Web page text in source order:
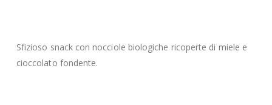
Sfizioso snack con nocciole biologiche ricoperte di miele e
cioccolato fondente.